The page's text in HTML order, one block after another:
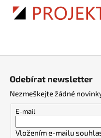
Odebírat newsletter
Nezmeškejte žádné
E-mail
Vložením e-mailu